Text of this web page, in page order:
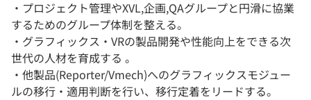
・プロジェクト管理やXVL,企画,QAグループと円滑に協業
するためのグループ体制を整える。​
・グラフィックス・VRの製品開発や性能向上をできる次
世代の人材を育成する 。​
・他製品(Reporter/Vmech)へのグラフィックスモジュー
ルの移行・適用判断を行い、移行定着をリードする。